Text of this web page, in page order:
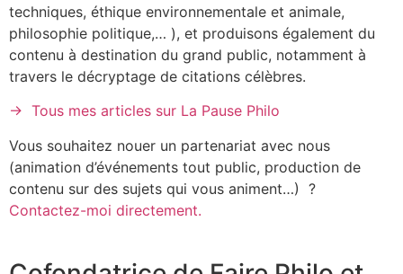
techniques, éthique environnementale et animale,
philosophie politique,… ), et produisons également du
contenu à destination du grand public, notamment à
travers le décryptage de citations célèbres.
→ Tous mes articles sur La Pause Philo
Vous souhaitez nouer un partenariat avec nous
(animation d’événements tout public, production de
contenu sur des sujets qui vous animent…) ?
Contactez-moi directement.